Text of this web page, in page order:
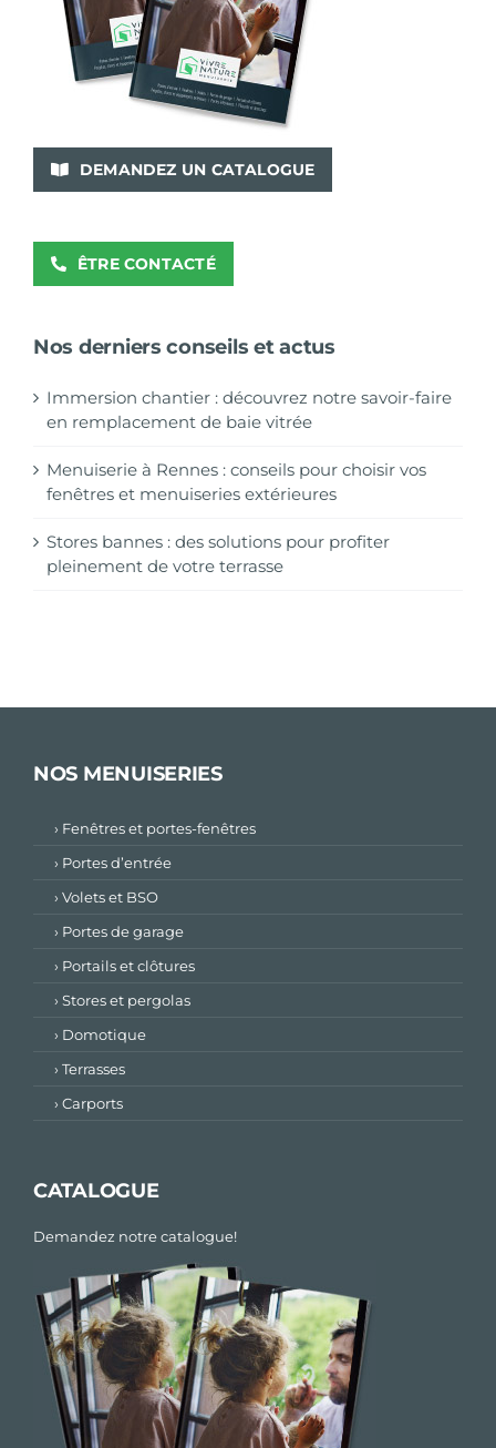
DEMANDEZ UN CATALOGUE
ÊTRE CONTACTÉ
Nos derniers conseils et actus
Immersion chantier : découvrez notre savoir-faire
en remplacement de baie vitrée
Menuiserie à Rennes : conseils pour choisir vos
fenêtres et menuiseries extérieures
Stores bannes : des solutions pour profiter
pleinement de votre terrasse
NOS MENUISERIES
› Fenêtres et portes-fenêtres
› Portes d’entrée
› Volets et BSO
› Portes de garage
› Portails et clôtures
› Stores et pergolas
› Domotique
› Terrasses
› Carports
CATALOGUE
Demandez notre catalogue!